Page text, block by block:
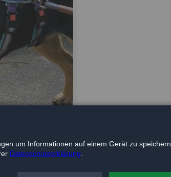
um Informationen auf einem Gerät zu speichern
Datenschutzerklärung.